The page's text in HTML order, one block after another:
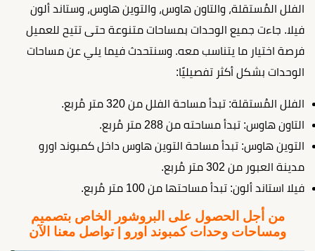
الفلل المُستقلة، والتاون هاوس، والتوين هاوس، وستاند ألون
فيلا. جاءت جميع الوحدات بمساحات متنوعة حتى تتيح للعميل
فرصة اختيار ما يتناسب معه. وسنتحدث فيما يلي عن مساحات
الوحدات بشكل أكثر تفصيليًا:
الفلل المُستقلة: تبدأ مساحة الفلل من 320 متر مُربع.
التاون هاوس: تبدأ مساحته من 288 متر مُربع.
التوين هاوس: تبدأ مساحة التوين هاوس داخل كمبوند اورو
مدينة العبور من 302 متر مُربع.
فيلا استاند ألون: تبدأ مساحتها من 100 متر مُربع.
من أجل الحصول على البروشور الخاص بتصميم
ومساحات وحدات كمبوند اورو | تواصل معنا الآن